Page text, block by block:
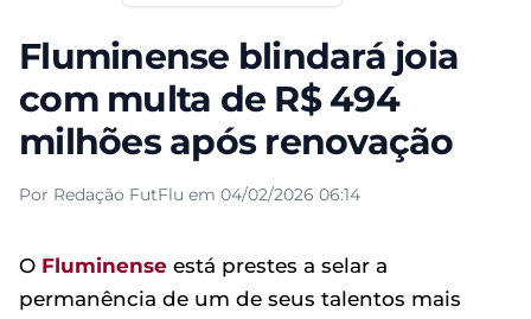
Fluminense blindará joia
com multa de R$ 494
milhões após renovação
Por Redação FutFlu em 04/02/2026 06:14
O Fluminense está prestes a selar a
permanência de um de seus talentos mais